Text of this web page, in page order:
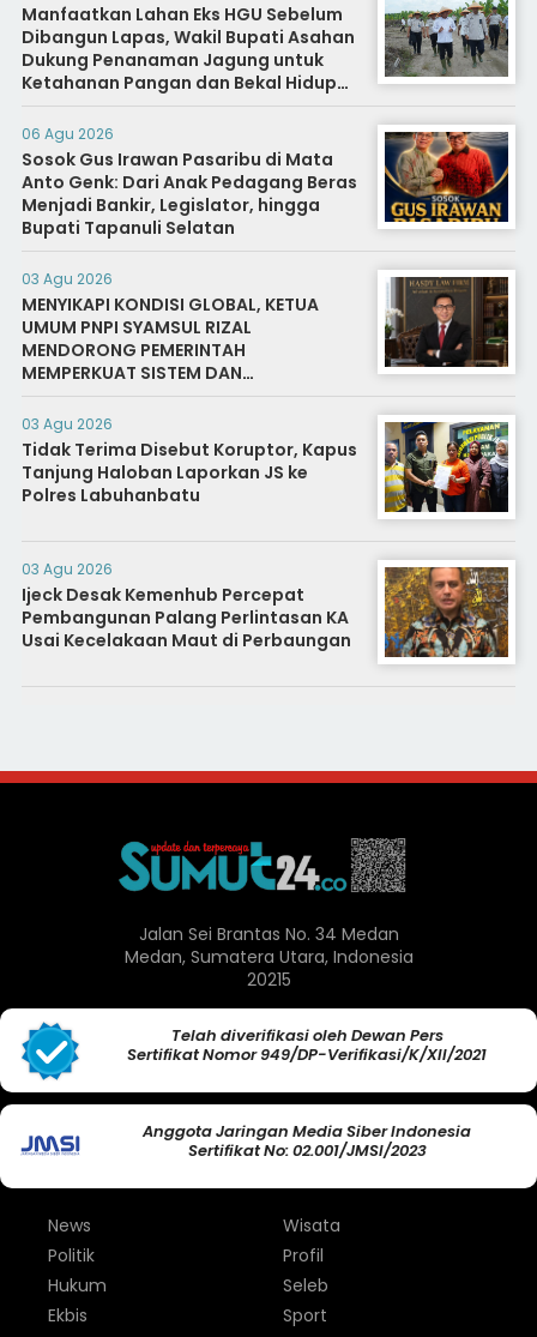
Manfaatkan Lahan Eks HGU Sebelum
Dibangun Lapas, Wakil Bupati Asahan
Dukung Penanaman Jagung untuk
Ketahanan Pangan dan Bekal Hidup
Warga Binaan
06 Agu 2026
Sosok Gus Irawan Pasaribu di Mata
Anto Genk: Dari Anak Pedagang Beras
Menjadi Bankir, Legislator, hingga
Bupati Tapanuli Selatan
03 Agu 2026
MENYIKAPI KONDISI GLOBAL, KETUA
UMUM PNPI SYAMSUL RIZAL
MENDORONG PEMERINTAH
MEMPERKUAT SISTEM DAN
INFRASTRUKTUR INTELIJEN NEGARA
03 Agu 2026
Tidak Terima Disebut Koruptor, Kapus
Tanjung Haloban Laporkan JS ke
Polres Labuhanbatu
03 Agu 2026
Ijeck Desak Kemenhub Percepat
Pembangunan Palang Perlintasan KA
Usai Kecelakaan Maut di Perbaungan
Jalan Sei Brantas No. 34 Medan
Medan, Sumatera Utara, Indonesia
20215
Telah diverifikasi oleh Dewan Pers
Sertifikat Nomor 949/DP-Verifikasi/K/XII/2021
Anggota Jaringan Media Siber Indonesia
Sertifikat No: 02.001/JMSI/2023
News
Politik
Hukum
Ekbis
Wisata
Profil
Seleb
Sport